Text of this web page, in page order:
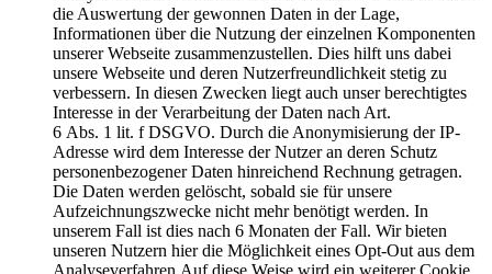
die Auswertung der gewonnen Daten in der Lage,
Informationen über die Nutzung der einzelnen Komponenten
unserer Webseite zusammenzustellen. Dies hilft uns dabei
unsere Webseite und deren Nutzerfreundlichkeit stetig zu
verbessern. In diesen Zwecken liegt auch unser berechtigtes
Interesse in der Verarbeitung der Daten nach Art.
6 Abs. 1 lit. f DSGVO. Durch die Anonymisierung der IP-
Adresse wird dem Interesse der Nutzer an deren Schutz
personenbezogener Daten hinreichend Rechnung getragen.
Die Daten werden gelöscht, sobald sie für unsere
Aufzeichnungszwecke nicht mehr benötigt werden. In
unserem Fall ist dies nach 6 Monaten der Fall. Wir bieten
unseren Nutzern hier die Möglichkeit eines Opt-Out aus dem